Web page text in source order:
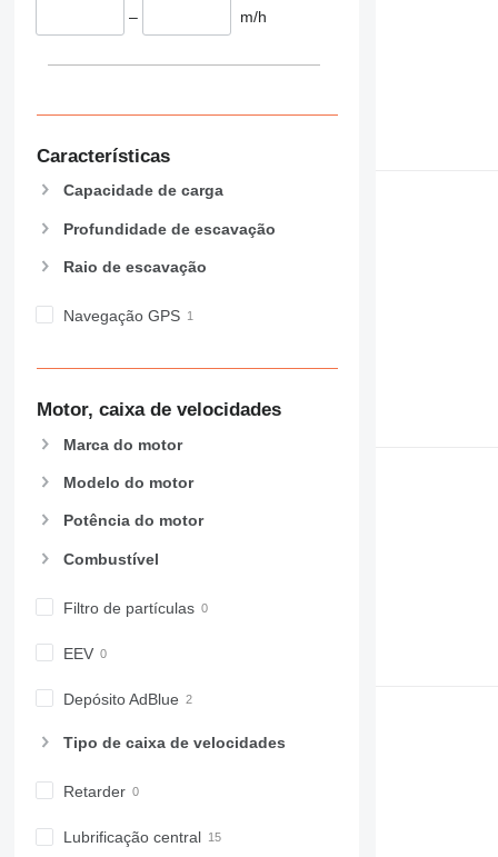
– m/h
Características
Capacidade de carga
Profundidade de escavação
Raio de escavação
Navegação GPS
Motor, caixa de velocidades
Marca do motor
Modelo do motor
Potência do motor
Combustível
Filtro de partículas
EEV
Depósito AdBlue
Tipo de caixa de velocidades
Retarder
Lubrificação central